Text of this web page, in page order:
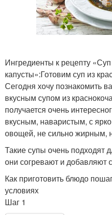
Ингредиенты к рецепту
капусты»:Готовим суп из
Сегодня хочу познакомить
вкусным супом из
получается очень
вкусным, наваристым, с
овощей, не сильно жирным,
Такие супы очень подходят
они согревают и добавляют
Как приготовить блюдо
условиях
Шаг 1